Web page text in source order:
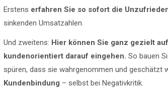
Erstens erfahren Sie so sofort die
sinkenden Umsatzahlen.
Und zweitens: Hier können Sie ganz gezielt
kundenorientiert darauf eingehen. So bauen
spüren, dass sie wahrgenommen und geschätzt
Kundenbindung – selbst bei Negativkritik.